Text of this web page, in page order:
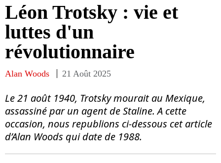
Léon Trotsky : vie et
luttes d'un
révolutionnaire
Alan Woods 21 Août 2025
Le 21 août 1940, Trotsky mourait au Mexique,
assassiné par un agent de Staline. A cette
occasion, nous republions ci-dessous cet article
d’Alan Woods qui date de 1988.